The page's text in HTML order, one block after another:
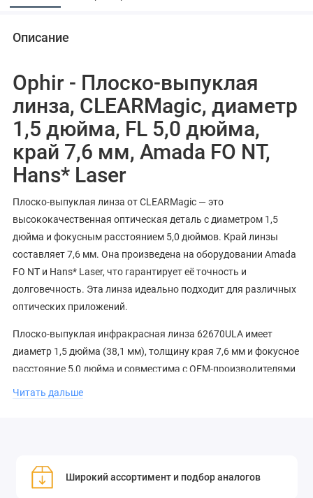
Описание
Ophir - Плоско-выпуклая
линза, CLEARMagic, диаметр
1,5 дюйма, FL 5,0 дюйма,
край 7,6 мм, Amada FO NT,
Hans* Laser
Плоско-выпуклая линза от CLEARMagic — это
высококачественная оптическая деталь с диаметром 1,5
дюйма и фокусным расстоянием 5,0 дюймов. Край линзы
составляет 7,6 мм. Она произведена на оборудовании Amada
FO NT и Hans* Laser, что гарантирует её точность и
долговечность. Эта линза идеально подходит для различных
оптических приложений.
Плоско-выпуклая инфракрасная линза 62670ULA имеет
диаметр 1,5 дюйма (38,1 мм), толщину края 7,6 мм и фокусное
расстояние 5,0 дюйма и совместима с OEM-производителями
<0,13%.
Читать дальше
Широкий ассортимент и подбор аналогов